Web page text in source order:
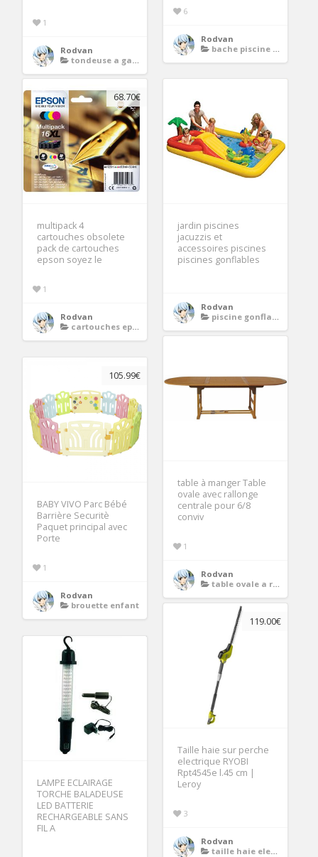
1
Rodvan
tondeuse a gazon
6
Rodvan
bache piscine tubulaire
68.70€
multipack 4
cartouches obsolete
pack de cartouches
epson soyez le
1
Rodvan
cartouches epson
jardin piscines
jacuzzis et
accessoires piscines
piscines gonflables
Rodvan
piscine gonflable avec toboggan
table à manger Table
ovale avec rallonge
centrale pour 6/8
conviv
1
Rodvan
table ovale a rallonge
105.99€
BABY VIVO Parc Bébé
Barrière Securitè
Paquet principal avec
Porte
1
Rodvan
brouette enfant
119.00€
Taille haie sur perche
electrique RYOBI
Rpt4545e l.45 cm |
Leroy
3
Rodvan
taille haie electrique
LAMPE ECLAIRAGE
TORCHE BALADEUSE
LED BATTERIE
RECHARGEABLE SANS
FIL A